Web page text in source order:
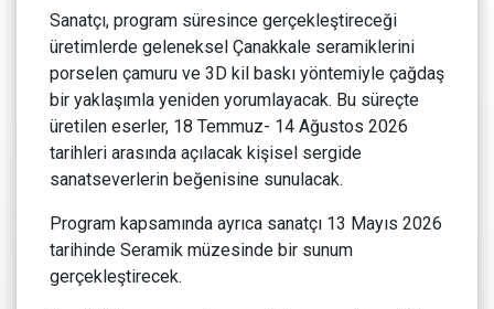
Sanatçı, program süresince gerçekleştireceği
üretimlerde geleneksel Çanakkale seramiklerini
porselen çamuru ve 3D kil baskı yöntemiyle çağdaş
bir yaklaşımla yeniden yorumlayacak. Bu süreçte
üretilen eserler, 18 Temmuz- 14 Ağustos 2026
tarihleri arasında açılacak kişisel sergide
sanatseverlerin beğenisine sunulacak.
Program kapsamında ayrıca sanatçı 13 Mayıs 2026
tarihinde Seramik müzesinde bir sunum
gerçekleştirecek.